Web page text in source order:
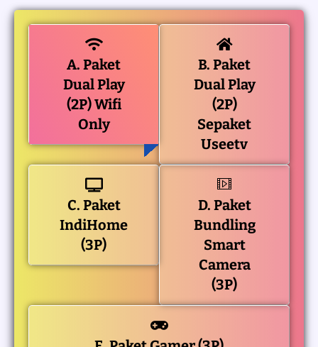
A. Paket
Dual Play
(2P) Wifi
Only
B. Paket
Dual Play
(2P)
Sepaket
Useetv
C. Paket
IndiHome
(3P)
D. Paket
Bundling
Smart
Camera
(3P)